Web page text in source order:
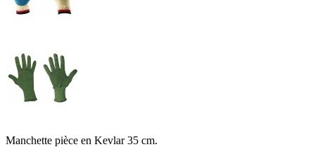
Manchette pièce en Kevlar 35 cm.